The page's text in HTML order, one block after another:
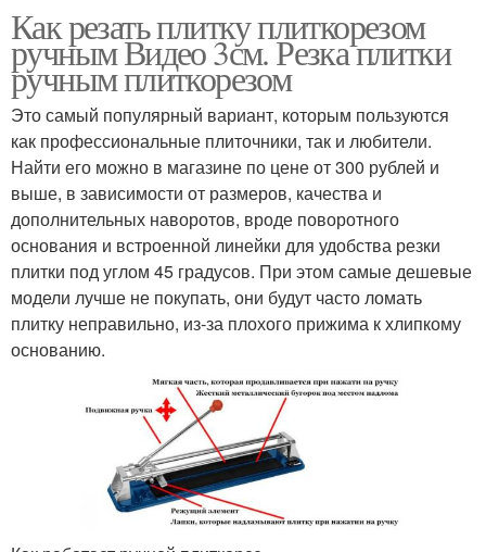
Как резать плитку плиткорезом
ручным Видео 3см. Резка плитки
ручным плиткорезом
Это самый популярный вариант, которым пользуются
как профессиональные плиточники, так и любители.
Найти его можно в магазине по цене от 300 рублей и
выше, в зависимости от размеров, качества и
дополнительных наворотов, вроде поворотного
основания и встроенной линейки для удобства резки
плитки под углом 45 градусов. При этом самые дешевые
модели лучше не покупать, они будут часто ломать
плитку неправильно, из-за плохого прижима к хлипкому
основанию.